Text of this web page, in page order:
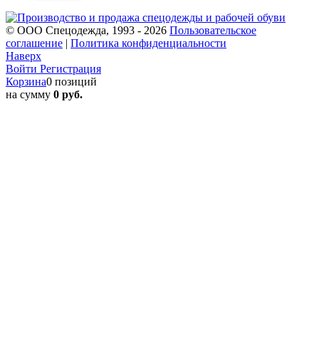
© ООО Спецодежда, 1993 - 2026 Пользовательское
соглашение | Политика конфиденциальности
Наверх
Войти Регистрация
Корзина0 позиций
на сумму 0 руб.